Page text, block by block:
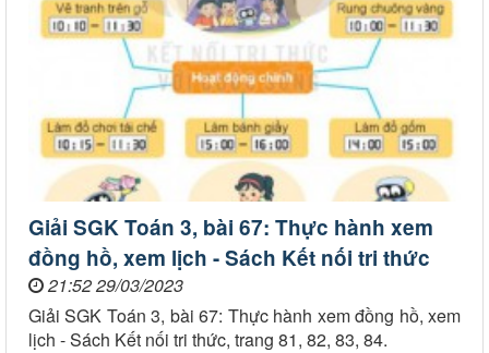
Giải SGK Toán 3, bài 67: Thực hành xem
đồng hồ, xem lịch - Sách Kết nối tri thức
21:52 29/03/2023
Giải SGK Toán 3, bài 67: Thực hành xem đồng hồ, xem
lịch - Sách Kết nối tri thức, trang 81, 82, 83, 84.